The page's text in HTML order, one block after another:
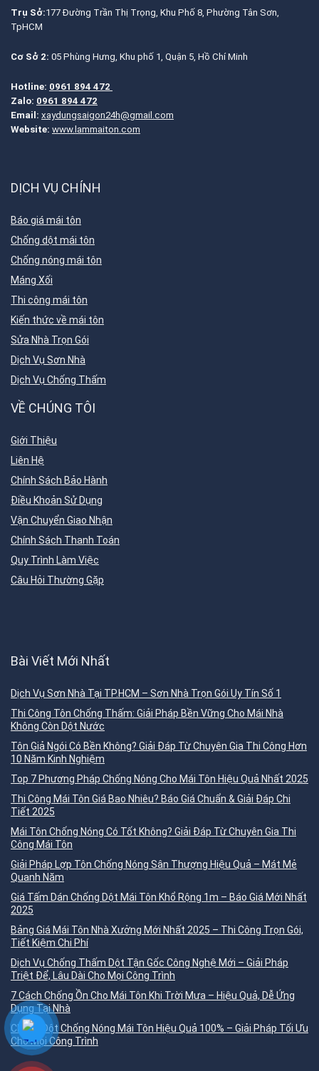
Trụ Sở:177 Đường Trần Thị Trọng, Khu Phố 8, Phường Tân Sơn,
TpHCM
Cơ Sở 2: 05 Phùng Hưng, Khu phố 1, Quận 5, Hồ Chí Minh
Hotline: 0961 894 472
Zalo: 0961 894 472
Email: xaydungsaigon24h@gmail.com
Website: www.lammaiton.com
DỊCH VỤ CHÍNH
Báo giá mái tôn
Chống dột mái tôn
Chống nóng mái tôn
Máng Xối
Thi công mái tôn
Kiến thức về mái tôn
Sửa Nhà Trọn Gói
Dịch Vụ Sơn Nhà
Dịch Vụ Chống Thấm
VỀ CHÚNG TÔI
Giới Thiệu
Liên Hệ
Chính Sách Bảo Hành
Điều Khoản Sử Dụng
Vận Chuyển Giao Nhận
Chính Sách Thanh Toán
Quy Trình Làm Việc
Câu Hỏi Thường Gặp
Bài Viết Mới Nhất
Dịch Vụ Sơn Nhà Tại TP.HCM – Sơn Nhà Trọn Gói Uy Tín Số 1
Thi Công Tôn Chống Thấm: Giải Pháp Bền Vững Cho Mái Nhà
Không Còn Dột Nước
Tôn Giả Ngói Có Bền Không? Giải Đáp Từ Chuyên Gia Thi Công Hơn
10 Năm Kinh Nghiệm
Top 7 Phương Pháp Chống Nóng Cho Mái Tôn Hiệu Quả Nhất 2025
Thi Công Mái Tôn Giá Bao Nhiêu? Báo Giá Chuẩn & Giải Đáp Chi
Tiết 2025
Mái Tôn Chống Nóng Có Tốt Không? Giải Đáp Từ Chuyên Gia Thi
Công Mái Tôn
Giải Pháp Lợp Tôn Chống Nóng Sân Thượng Hiệu Quả – Mát Mẻ
Quanh Năm
Giá Tấm Dán Chống Dột Mái Tôn Khổ Rộng 1m – Báo Giá Mới Nhất
2025
Bảng Giá Mái Tôn Nhà Xưởng Mới Nhất 2025 – Thi Công Trọn Gói,
Tiết Kiệm Chi Phí
Dịch Vụ Chống Thấm Dột Tận Gốc Công Nghệ Mới – Giải Pháp
Triệt Để, Lâu Dài Cho Mọi Công Trình
7 Cách Chống Ồn Cho Mái Tôn Khi Trời Mưa – Hiệu Quả, Dễ Ứng
Dụng Tại Nhà
Chống Dột Chống Nóng Mái Tôn Hiệu Quả 100% – Giải Pháp Tối Ưu
Cho Mọi Công Trình